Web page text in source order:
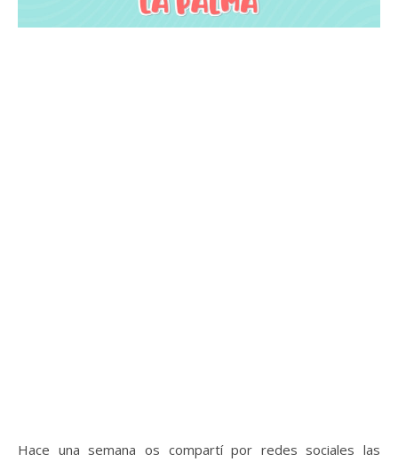
Hace una semana os compartí por redes sociales las